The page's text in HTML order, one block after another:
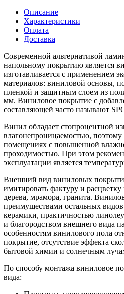
Описание
Характеристики
Оплата
Доставка
Современной альтернативой
напольному покрытию является
изготавливается с применением
материалов: виниловой основы,
пленкой и защитным слоем из
мм. Виниловое покрытие с
составляющей часто называют
Винил обладает стопроцентной
влагонепроницаемостью, поэтому
помещениях с повышенной
проходимостью. При этом
эксплуатации является
Внешний вид виниловых
имитировать фактуру и
дерева, мрамора, гранита.
преимуществами остальных
керамики, практичностью
и благородством внешнего вида
особенностям винилового пола
покрытие, отсутствие эффекта
бытовой химии и солнечным
По способу монтажа виниловое
вида: